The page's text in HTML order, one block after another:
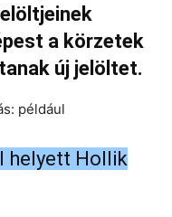
a körzetek
új jelöltet.
például
helyett Hollik